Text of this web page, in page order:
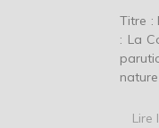
Titre :
: La
Lire